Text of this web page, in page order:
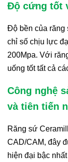
Độ cứng tốt
Độ bền của răng
chỉ số chịu lực
200Mpa. Với
uống tốt tất cả
Công nghệ
và tiên tiến
Răng sứ
CAD/CAM, đây
hiện đại bậc